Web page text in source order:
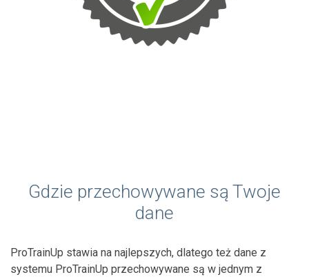
Gdzie przechowywane są Twoje
dane
ProTrainUp stawia na najlepszych, dlatego też dane z
systemu ProTrainUp przechowywane są w jednym z